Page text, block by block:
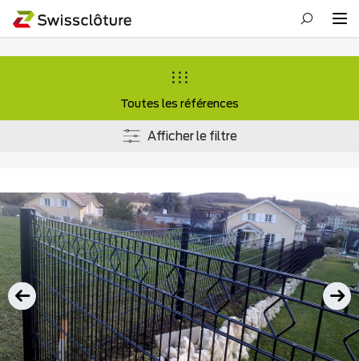
Toutes les références
Afficher le filtre